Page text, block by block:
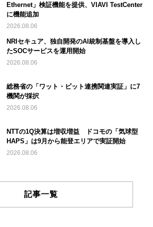
Ethernet」検証機能を提供、VIAVI TestCenter
に機能追加
2026.08.06
NRIセキュア、独自開発のAI統制基盤を導入し
たSOCサービスを運用開始
2026.08.06
総務省の「ワット・ビット連携関連実証」に7
機関が採択
2026.08.06
NTTの1Q決算は増収増益 ドコモの「気球型
HAPS」は9月から能登エリアで実証開始
2026.08.06
記事一覧